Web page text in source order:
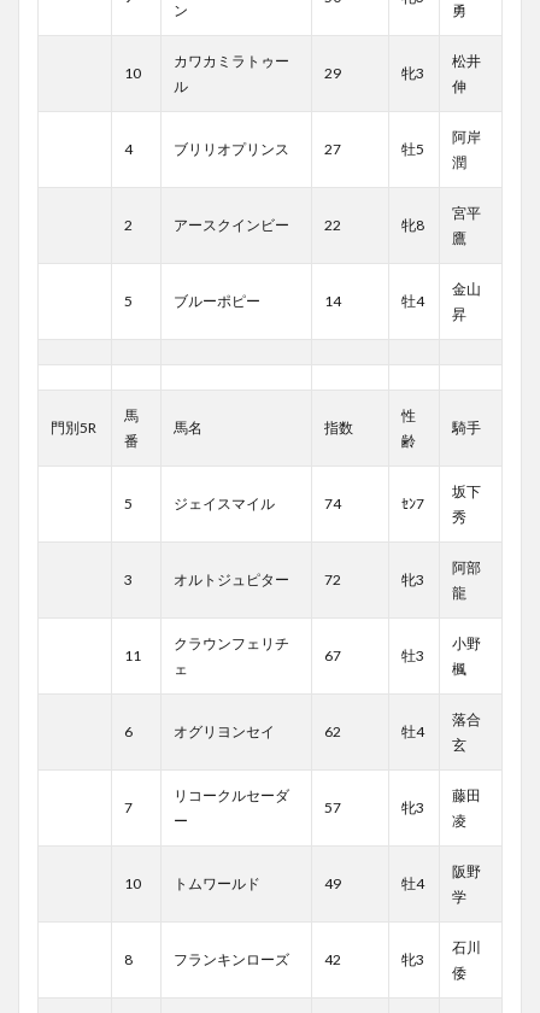
ン
勇
10
カワカミラトゥー
ル
29 牝3
松井
伸
4 ブリリオプリンス 27 牡5
阿岸
潤
2 アースクインビー 22 牝8
宮平
鷹
5 ブルーポピー 14 牡4
金山
昇
門別5R
馬
番
馬名 指数
性
齢
騎手
5 ジェイスマイル 74 ｾﾝ7
坂下
秀
3 オルトジュピター 72 牝3
阿部
龍
11
クラウンフェリチ
ェ
67 牡3
小野
楓
6 オグリヨンセイ 62 牡4
落合
玄
7
リコークルセーダ
ー
57 牝3
藤田
凌
10 トムワールド 49 牡4
阪野
学
8 フランキンローズ 42 牝3
石川
倭